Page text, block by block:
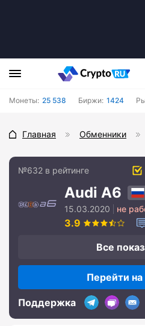
Монеты: 25 538 Биржи: 1424
Главная Обменники
№632 в рейтинге
Audi A6
15.03.2020
не
3.9
Все
Перейти
Поддержка